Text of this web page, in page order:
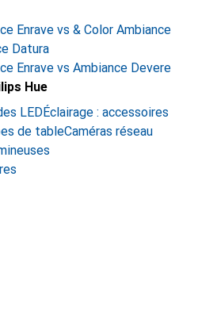
Enrave vs & Color Ambiance
Datura
Enrave vs Ambiance Devere
Hue
LEDÉclairage : accessoires
de tableCaméras réseau